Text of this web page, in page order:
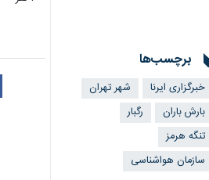
برچسب‌ها
خبرگزاری ایرنا
شهر تهران
بارش باران
رگبار
تنگه هرمز
سازمان هواشناسی